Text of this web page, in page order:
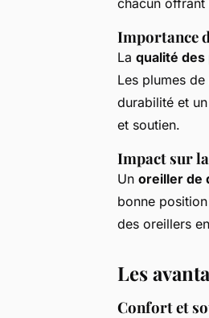
Importance
La qualité des
Les plumes
durabilité et
et soutien.
Impact sur
Un oreiller de
bonne
des oreillers
Les
Confort et